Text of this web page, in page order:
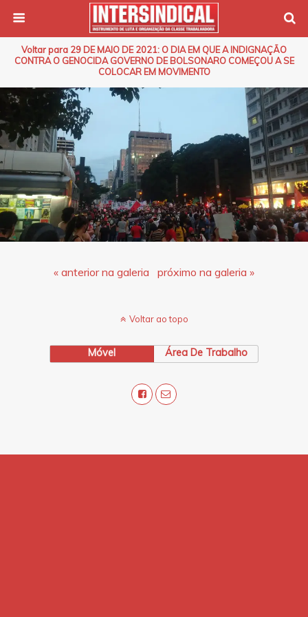
Voltar para 29 DE MAIO DE 2021: O DIA EM QUE A INDIGNAÇÃO
CONTRA O GENOCIDA GOVERNO DE BOLSONARO COMEÇOU A SE
COLOCAR EM MOVIMENTO
« anterior na galeria próximo na galeria »
Voltar ao topo
Móvel Área De Trabalho